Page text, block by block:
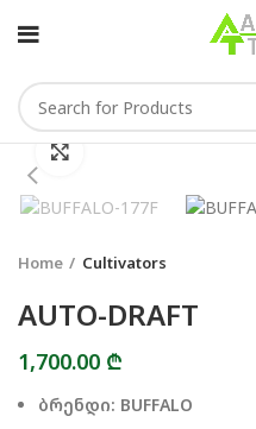
Home Cultivators
AUTO-DRAFT
1,700.00 ₾
ბრენდი: BUFFALO